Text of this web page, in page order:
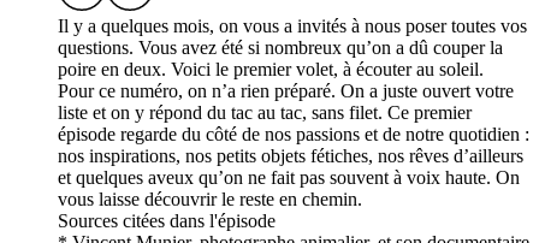
Il y a quelques mois, on vous a invités à nous poser toutes vos
questions. Vous avez été si nombreux qu’on a dû couper la
poire en deux. Voici le premier volet, à écouter au soleil.
Pour ce numéro, on n’a rien préparé. On a juste ouvert votre
liste et on y répond du tac au tac, sans filet. Ce premier
épisode regarde du côté de nos passions et de notre quotidien :
nos inspirations, nos petits objets fétiches, nos rêves d’ailleurs
et quelques aveux qu’on ne fait pas souvent à voix haute. On
vous laisse découvrir le reste en chemin.
Sources citées dans l'épisode